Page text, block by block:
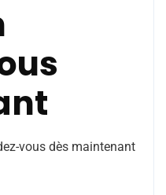
vous dès maintenant